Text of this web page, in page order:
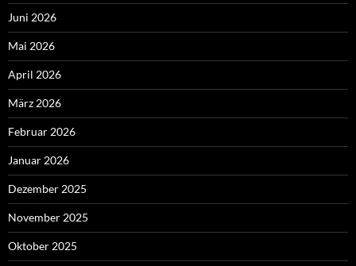
Juni 2026
Mai 2026
April 2026
März 2026
Februar 2026
Januar 2026
Dezember 2025
November 2025
Oktober 2025